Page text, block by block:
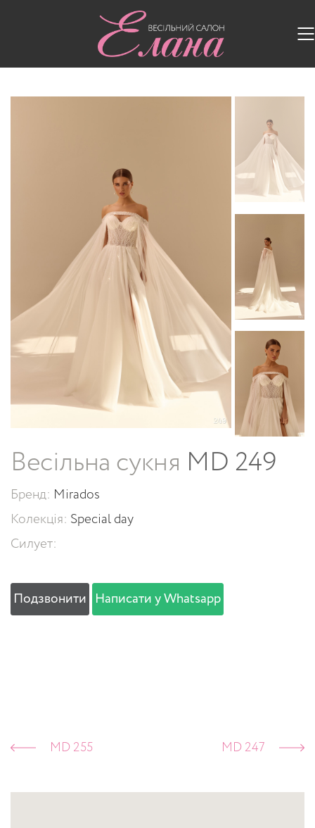
Весільні сукні/
Весільна сукня MD 249
Бренд: Mirados
Колекція: Special day
Силует:
Подзвонити Написати у Whatsapp
MD 255 MD 247